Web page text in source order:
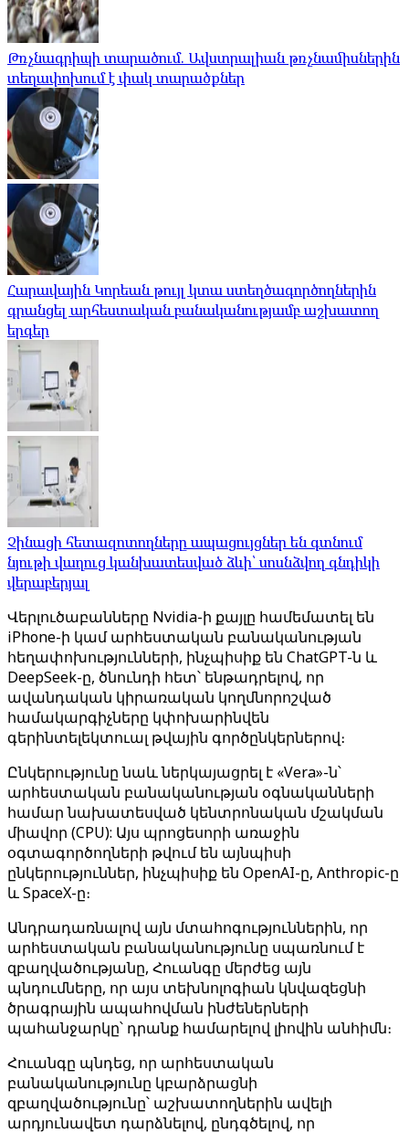
Թռչնագրիպի տարածում. Ավստրալիան թռչնամիսներին
տեղափոխում է փակ տարածքներ
Հարավային Կորեան թույլ կտա ստեղծագործողներին
գրանցել արհեստական ​​բանականությամբ աշխատող
երգեր
Չինացի հետազոտողները ապացույցներ են գտնում
նյութի վաղուց կանխատեսված ձևի՝ սոսնձվող գնդիկի
վերաբերյալ
Վերլուծաբանները Nvidia-ի քայլը համեմատել են
iPhone-ի կամ արհեստական ​​բանականության
հեղափոխությունների, ինչպիսիք են ChatGPT-ն և
DeepSeek-ը, ծնունդի հետ՝ ենթադրելով, որ
ավանդական կիրառական կողմնորոշված ​​
համակարգիչները կփոխարինվեն
գերինտելեկտուալ թվային գործընկերներով։
Ընկերությունը նաև ներկայացրել է «Vera»-ն՝
արհեստական ​​բանականության օգնականների
համար նախատեսված կենտրոնական մշակման
միավոր (CPU): Այս պրոցեսորի առաջին
օգտագործողների թվում են այնպիսի
ընկերություններ, ինչպիսիք են OpenAI-ը, Anthropic-ը
և SpaceX-ը։
Անդրադառնալով այն մտահոգություններին, որ
արհեստական ​​բանականությունը սպառնում է
զբաղվածությանը, Հուանգը մերժեց այն
պնդումները, որ այս տեխնոլոգիան կնվազեցնի
ծրագրային ապահովման ինժեներների
պահանջարկը՝ դրանք համարելով լիովին անհիմն։
Հուանգը պնդեց, որ արհեստական ​​
բանականությունը կբարձրացնի
զբաղվածությունը՝ աշխատողներին ավելի
արդյունավետ դարձնելով, ընդգծելով, որ